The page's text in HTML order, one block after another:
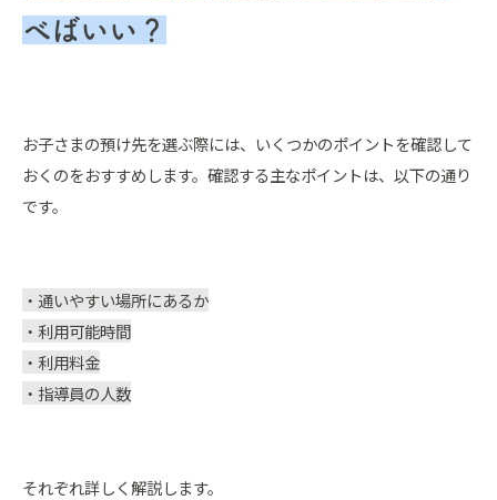
べばいい？
お子さまの預け先を選ぶ際には、いくつかのポイントを確認して
おくのをおすすめします。確認する主なポイントは、以下の通り
です。
・通いやすい場所にあるか
・利用可能時間
・利用料金
・指導員の人数
それぞれ詳しく解説します。